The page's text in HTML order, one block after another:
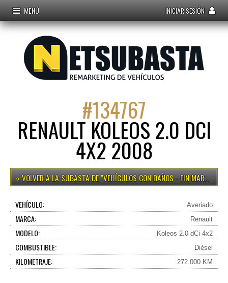
MENÚ INICIAR SESIÓN
#134767
RENAULT KOLEOS 2.0 DCI
4X2 2008
VEHÍCULOS CON DAÑOS - FIN MARTES 15H
VEHÍCULO: Averiado
MARCA: Renault
MODELO: Koleos 2.0 dCi 4x2
COMBUSTIBLE: Diésel
KILOMETRAJE: 272.000 KM